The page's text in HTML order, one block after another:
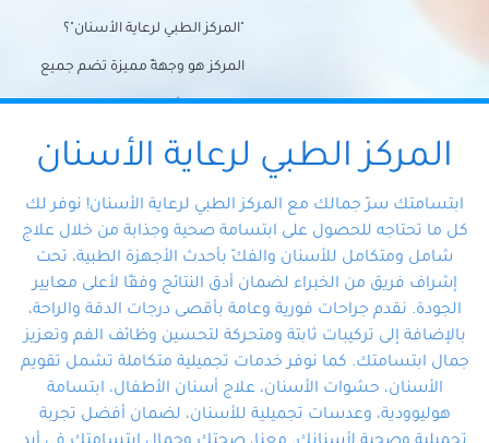
"المركز الطبي لرعاية الأسنان"؟
المركز هو وجهةً مميزة تضم جميع
احتياجات الأسنان تحت سقف واحد،
وتضمن لك حلاً شاملًا لجميع
المتخصص ذوي الخبرة، ستجد نفسك
في أيد أمينة تلبي احتياجاتك بكل
احترافية ودقة.
المركز الطبي لرعاية الأسنان
ابتسامتك سرّ جمالك مع المركز الطبي لرعاية الأسنان! نوفر لك
كل ما تحتاجه للحصول على ابتسامة صحية وجذابة من خلال علاج
شامل ومتكامل للأسنان والفكّ بأحدث الأجهزة الطبية، تحت
إشراف فريق من الخبراء لضمان أدق النتائج وفقًا لأعلى معايير
الجودة. نقدم جراحات فورية وعامة بأقصى درجات الدقة والراحة،
بالإضافة إلى تركيبات ثابتة ومتحركة لتحسين وظائف الفم وتعزيز
جمال ابتسامتك. كما نوفر خدمات تجميلية متكاملة تشمل تقويم
الأسنان، حشوات الأسنان، علاج أسنان الأطفال، ابتسامة
هوليوودية، وعدسات تجميلية للأسنان، لضمان أفضل تجربة